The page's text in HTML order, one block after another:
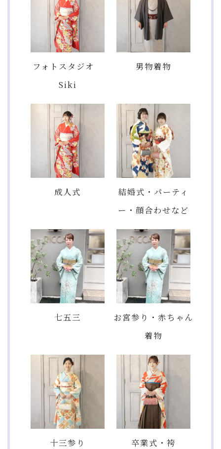
フォトスタジオ
Siki
男物着物
成人式
結婚式・パーティ
ー・顔合わせなど
七五三
お宮参り・赤ちゃん
着物
十三参り 卒業式・袴